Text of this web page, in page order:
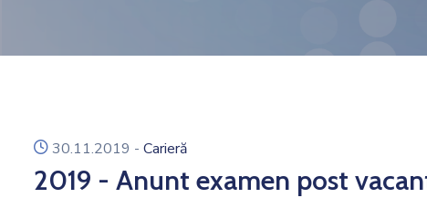
icon
30.11.2019 - Carieră
2019 - Anunt examen post